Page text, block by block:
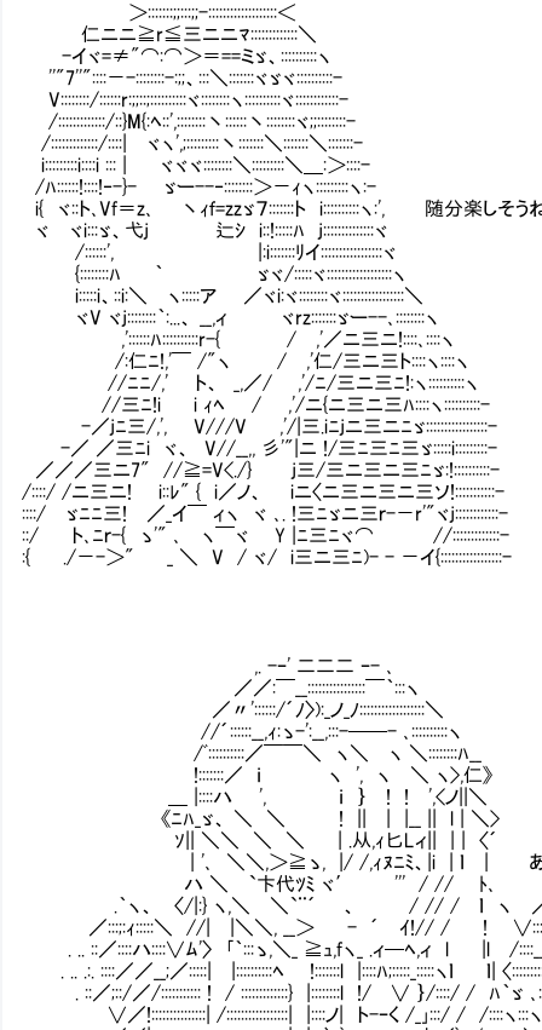
＞:::::::;;:::;;-:::::::::::::::::::＜
仁ニニ≧r≦三ニニﾏ:::::::::::::＼
-イヾ=≠"⌒:⌒＞＝==ミゞ、::::::::::ヽ
''"7''"::::－-::::::::-:;;、:::＼:::::::ヾゞヾ::::::::::-
V::::::::/::::::r:;;::;::::::::::ヾ::::::::ヽ::::::::::ヾ::::::::::::-
/:::::::::::::/::}M{:ﾍ::',::::::::丶::::::丶::::::::ヾ;;::::::::-
/:::::::::::::/::::| ヾヽ',;:::::::::丶:::::::＼:::::::＼:::::::-
i:::::::::i::::i ::: | ヾヾヾ::::::::＼:::::::::＼＿:＞::::-
/ﾊ::::::!::::!‐-}- ゞー--‐::::::::＞－ｨヽ:::::::::ヽ:-
i{ ヾ::ト､Vf＝z､ 丶ｨｆ=zzゞ７:::::::ト i::::::::::ヽ:', 随分楽しそう
ヾ ヾi:::ゞ、弋j 辷ｼ i::!:::::ﾊ j::::::::::::::ヾ
/::::::', |:i:::::::ﾘイ:::::::::::::::::ヾ
{::::::::ﾊ ｀ ゞヾ/:::::ヾ::::::::::::::::::ヽ
i:::::i、::i:＼ ヽ:::::ア ／ヾi:ヾ::::::::ヾ:::::::::::::::::＼
ヾV ヾj::::::::｀:...、 __,ィ ヾrz:::::::ゞー--､::::::::ヽ
,'::::::ﾊ::::::::::r-{ / ,'／ニ三ニ!::::､::::ヽ
/:仁ﾆ!,'￣ /"ヽ / ,'仁/三ニ三ト::::ヽ::::ヽ
//ﾆﾆ/,' ト、 _,／/ ,'/ﾆ/三ニ三ﾆ!:ヽ::::::::::ヽ
//三ﾆ!i i ｨﾍ / ,'/ニ{ニ三ニ三ﾊ::::ヽ::::::::::-
-／jﾆ三/,', V///V ,'/|三.iﾆjニ三ニﾆゞ:::::::::::::::::-
-／ ／三ﾆi ヾ、 V//__,, 彡'"|ニ !/三ﾆ三ﾆ三ゞ:::::i:::::::::-
／／／三ニ7" //≧=V<./} j三/三ニ三ニ三ﾆゞ:!::::::::::-
/::::/ /ニ三ニ! i::ﾚ" { i／ノ、 iニ〈ニ三ニ三ニ三ソ!:::::::::::-
::::/ ゞﾆﾆ三! ／_イ￣ ィヽ ヾ ､. !三ﾆゞニ三ｒ-－r'"ヾj::::::::::::-
::/ ト､ﾆｒ-{ ゝ'" ､ ヽ￣ヾ Y |ﾆ三ﾆヾ⌒ //:::::::::::::-
:{ ./－-＞" _ ＼ V / ヾ/ i三ニ三ﾆ)- - －イ{:::::::::::::::::-
,. -ｰ' 二二二 ｰ- ､
／／:￣__::::::::::::::::￣｀:::ヽ
／〃'::::::/´ﾉ〉):_ノ_ﾉ::::::::::::::::::＼
//´::::::__,ｨ:ゝ-':__,:::-──- ､::::::::::ヽ
/ﾞ::::::::::／￣￣＼ ヽ＼ ヽ ＼::::::::ﾊ__
!:::::::／ ｉ ヽ ', ヽ ＼ ヽ>,仁》
＿ |::::ハ ', ｉ ｝ ! ! ',<ノ||＼
《ﾆﾊ_ゞ、 ＼ ＼ ! || | |__ || l | ＼>
ｿ|| ＼＼ ＼ ＼ | .从,ｨ匕Lィ|| | | 〈´
| '､ ＼＼,＞≧ゝ, |/ /,ｨﾇﾆﾐ、|i | ｌ | あら、お姉
ハ ＼ `卞代ﾂﾐ ヾ′ ''' / // ﾄ､ ,
.｀ヽ、 〈/|:} ヽ,＼ ＼`¨´ 、 / // / ｌ ヽ ／::::
／:::;:ｨ:::::＼ //| |＼＼, __＞ - ´ ｲ!// / !
. .. ::／::::ハ::::∨ﾑ'〉 ｢｀:::ゝ,＼_ ≧ｭ,fヽ_ .ィ─ﾍ,ィ l |l /
. .. .:. ::::／／__;／:::::| |::::::::::ﾍ !:::::::l |::::ﾊ;:::::_:::::ヽｌ ｌ| 〈
. ::／;::/／/::::::::::: ! / :::::::::::::} |::::::::l !/ ∨ ｝/::::/ / ﾊ｀ゞ ､
∨／!:::::::::::::::| /:::::::::::::::::| |::::ノ| ト-ｰく /_｣:::/ / /::::ヽ:::ヽ